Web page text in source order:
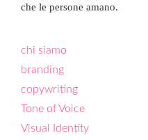
che le persone amano.
chi siamo
branding
copywriting
Tone of Voice
Visual Identity